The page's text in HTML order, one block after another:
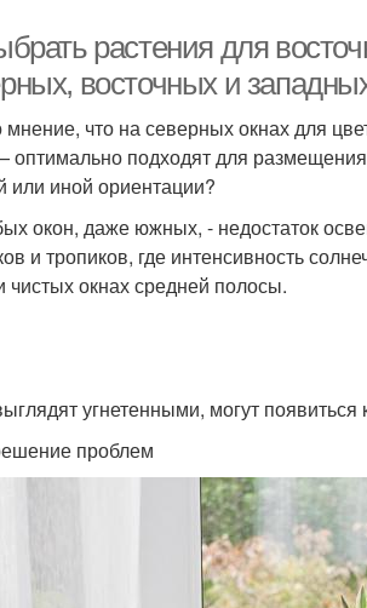
растения для
восточных и
что на северных окнах для
подходят для
или иной ориентации?
окон, даже южных, - недостаток
и тропиков, где интенсивность
окнах средней полосы.
угнетенными, могут
проблем